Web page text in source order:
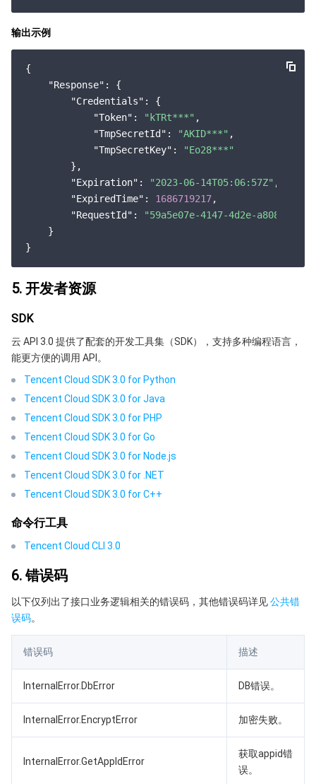
输出示例
{
"Response" : {
"Credentials" : {
"Token" : "kTRt***" ,
"TmpSecretId" : "AKID***" ,
"TmpSecretKey" :
"Eo28***"
        },
"Expiration" : "2023-06-14T05:06:57Z" ,
"ExpiredTime" : 1686719217,
"RequestId" :
"59a5e07e-4147-4d2e-a808-
    }
5. 开发者资源
SDK
云 API 3.0 提供了配套的开发工具集（SDK），支持多种编程语言，
能更方便的调用 API。
Tencent Cloud SDK 3.0 for Python
Tencent Cloud SDK 3.0 for Java
Tencent Cloud SDK 3.0 for PHP
Tencent Cloud SDK 3.0 for Go
Tencent Cloud SDK 3.0 for Node.js
Tencent Cloud SDK 3.0 for .NET
Tencent Cloud SDK 3.0 for C++
命令行工具
Tencent Cloud CLI 3.0
6. 错误码
以下仅列出了接口业务逻辑相关的错误码，其他错误码详见公共错
误码。
错误码 描述
InternalError.DbError DB错误。
InternalError.EncryptError 加密失败。
InternalError.GetAppIdError
获取appid错
误。